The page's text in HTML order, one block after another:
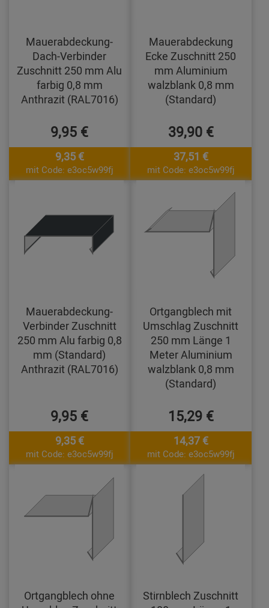
Mauerabdeckung-
Dach-Verbinder
Zuschnitt 250 mm Alu
farbig 0,8 mm
Anthrazit (RAL7016)
9,95 €
9,35 €
mit Code: e3oc5w99fj
Mauerabdeckung
Ecke Zuschnitt 250
mm Aluminium
walzblank 0,8 mm
(Standard)
39,90 €
37,51 €
mit Code: e3oc5w99fj
Mauerabdeckung-
Verbinder Zuschnitt
250 mm Alu farbig 0,8
mm (Standard)
Anthrazit (RAL7016)
9,95 €
9,35 €
mit Code: e3oc5w99fj
Ortgangblech mit
Umschlag Zuschnitt
250 mm Länge 1
Meter Aluminium
walzblank 0,8 mm
(Standard)
15,29 €
14,37 €
mit Code: e3oc5w99fj
Ortgangblech ohne
Stirnblech Zuschnitt